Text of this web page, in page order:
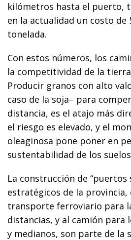
kilómetros hasta el puerto,
en la actualidad un costo de
tonelada.
Con estos números, los
la competitividad de la
Producir granos con alto
caso de la soja– para
distancia, es el atajo más
el riesgo es elevado, y el
oleaginosa pone poner en
sustentabilidad de los
La construcción de “puertos
estratégicos de la provincia,
transporte ferroviario para
distancias, y al camión para
y medianos, son parte de la